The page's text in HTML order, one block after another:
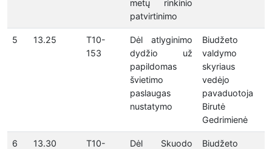
metų rinkinio
patvirtinimo
5 13.25
T10-
153
Dėl atlyginimo
dydžio už
papildomas
švietimo
paslaugas
nustatymo
Biudžeto
valdymo
skyriaus
vedėjo
pavaduotoja
Birutė
Gedrimienė
6 13.30
T10-
Dėl Skuodo
Biudžeto